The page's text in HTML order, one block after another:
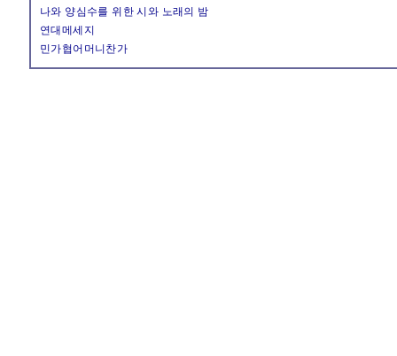
나와 양심수를 위한 시와 노래의 밤
연대메세지
민가협어머니찬가